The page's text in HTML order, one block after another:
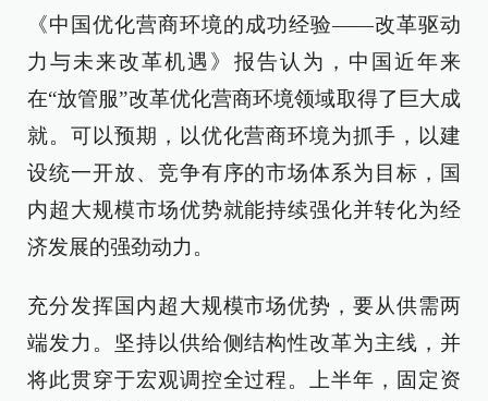
《中国优化营商环境的成功经验——改革驱动
力与未来改革机遇》报告认为，中国近年来
在“放管服”改革优化营商环境领域取得了巨大成
就。可以预期，以优化营商环境为抓手，以建
设统一开放、竞争有序的市场体系为目标，国
内超大规模市场优势就能持续强化并转化为经
济发展的强劲动力。
充分发挥国内超大规模市场优势，要从供需两
端发力。坚持以供给侧结构性改革为主线，并
将此贯穿于宏观调控全过程。上半年，固定资